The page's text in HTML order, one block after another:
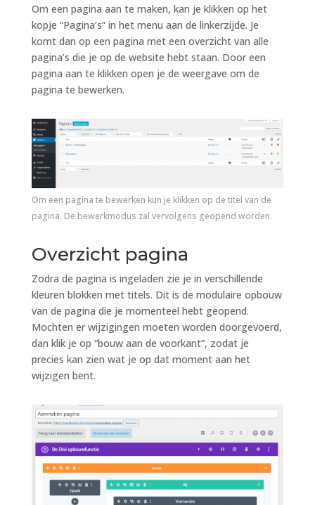
Om een pagina aan te maken, kan je klikken op het
kopje “Pagina’s” in het menu aan de linkerzijde. Je
komt dan op een pagina met een overzicht van alle
pagina’s die je op de website hebt staan. Door een
pagina aan te klikken open je de weergave om de
pagina te bewerken.
Om een pagina te bewerken kun je klikken op de titel van de
pagina. De bewerkmodus zal vervolgens geopend worden.
Overzicht pagina
Zodra de pagina is ingeladen zie je in verschillende
kleuren blokken met titels. Dit is de modulaire opbouw
van de pagina die je momenteel hebt geopend.
Mochten er wijzigingen moeten worden doorgevoerd,
dan klik je op “bouw aan de voorkant”, zodat je
precies kan zien wat je op dat moment aan het
wijzigen bent.